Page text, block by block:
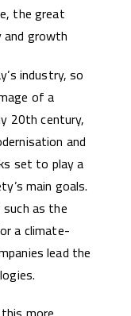
the great
growth
industry, so
of a
20th century,
and
set to play a
main goals.
as the
a climate-
lead the